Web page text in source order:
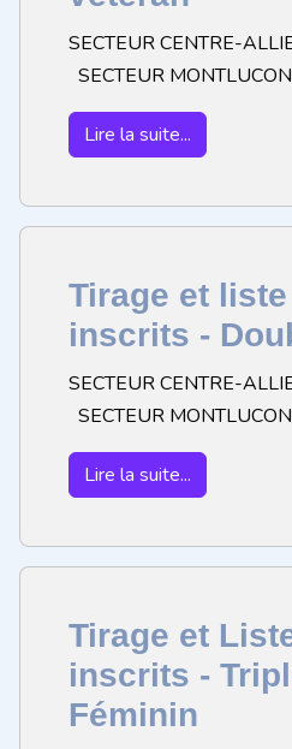
SECTEUR CENTRE-
SECTEUR
Lire la suite...
Tirage et
inscrits -
SECTEUR CENTRE-
SECTEUR
Lire la suite...
Tirage et
inscrits -
Féminin